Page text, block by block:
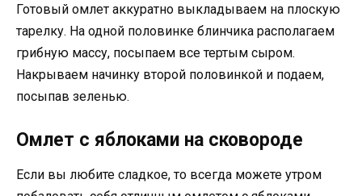
Готовый омлет аккуратно выкладываем на плоскую
тарелку. На одной половинке блинчика располагаем
грибную массу, посыпаем все тертым сыром.
Накрываем начинку второй половинкой и подаем,
посыпав зеленью.
Омлет с яблоками на сковороде
Если вы любите сладкое, то всегда можете утром